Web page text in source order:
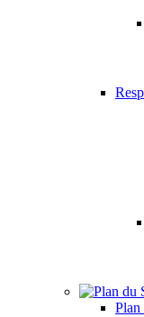
Plan